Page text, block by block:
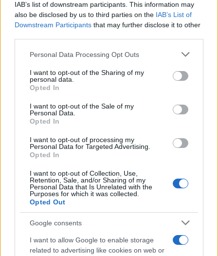
IAB’s list of downstream participants. This information may
also be disclosed by us to third parties on the IAB’s List of
Downstream Participants that may further disclose it to other
Please note that this website/app uses one or more Google
not limited to your visit or usage behaviour. You may click to
grant or deny consent to Google and its third-party tags to
use your data for below specified purposes in below Google
consent section.
Personal Data Processing Opt Outs
I want to opt-out of the Sharing of my
personal data.
Opted In
I want to opt-out of the Sale of my
Personal Data.
Opted In
I want to opt-out of processing my
Personal Data for Targeted Advertising.
Opted In
I want to opt-out of Collection, Use,
Retention, Sale, and/or Sharing of my
Personal Data that Is Unrelated with the
Purposes for which it was collected.
Opted Out
Google consents
I want to allow Google to enable storage
related to advertising like cookies on web or
Condividi l'articolo
F
a
ce
b
o
o
k
T
w
it
te
r
Pi
n
te
re
W
h
at
s
p
S
h
a
re
Articolo precedente
Prossimo articolo
NOTIZIE RECENTI
Auto prende fuoco sulla strada statale 125 a
Olbia, cosa è successo
Incidente sulla 125 a Olbia, due auto coinvolte:
danni ingenti
Auto finisce contro un muretto, un ferito ad
Arzachena